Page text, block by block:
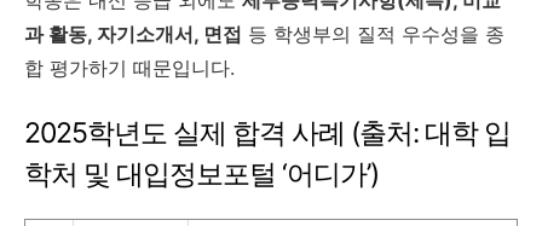
과 활동, 자기소개서, 면접 등 학생부의 질적 우수성을 종
합 평가하기 때문입니다.
2025학년도 실제 합격 사례 (출처: 대학 입
학처 및 대입정보포털 ‘어디가’)